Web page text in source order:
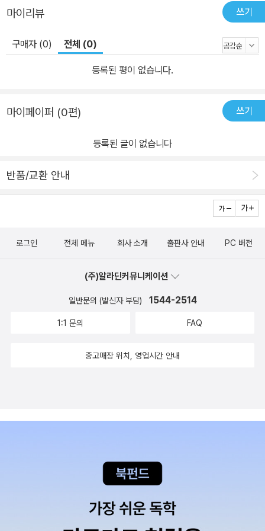
마이리뷰 쓰기
구매자 (0) 전체 (0)
등록된 평이 없습니다.
마이페이퍼 (0편) 쓰기
등록된 글이 없습니다
반품/교환 안내
로그인 전체 메뉴 회사 소개 출판사 안내 PC 버전
(주)알라딘커뮤니케이션
일반문의 (발신자 부담) 1544-2514
1:1 문의 FAQ
중고매장 위치, 영업시간 안내